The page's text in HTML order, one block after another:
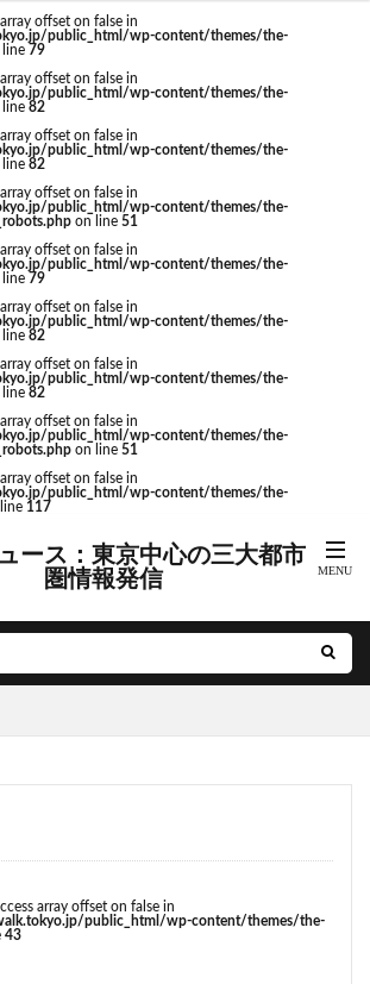
offset on false in
public_html/wp-content/themes/the-
line 79
offset on false in
public_html/wp-content/themes/the-
line 82
offset on false in
public_html/wp-content/themes/the-
line 82
offset on false in
public_html/wp-content/themes/the-
on line 51
offset on false in
public_html/wp-content/themes/the-
line 79
offset on false in
public_html/wp-content/themes/the-
line 82
offset on false in
public_html/wp-content/themes/the-
line 82
offset on false in
public_html/wp-content/themes/the-
on line 51
offset on false in
public_html/wp-content/themes/the-
117
ース：東京中心の三大都市
圏情報発信
array offset on false in
public_html/wp-content/themes/the-
43
CeeU Yokohama COIWA PARKs
IR JFE
JR東日本 JR相模線 JR西日本
KAMISEYA PARK
SMC SRT STATION Ai
かわまちづくり
有公園前派出所 こち亀 さいたま市
ささしまライブ
名古屋ネクスタビル イオン
ート東京 エクセレント ザ タワー
ード下 キャナルシティ博多